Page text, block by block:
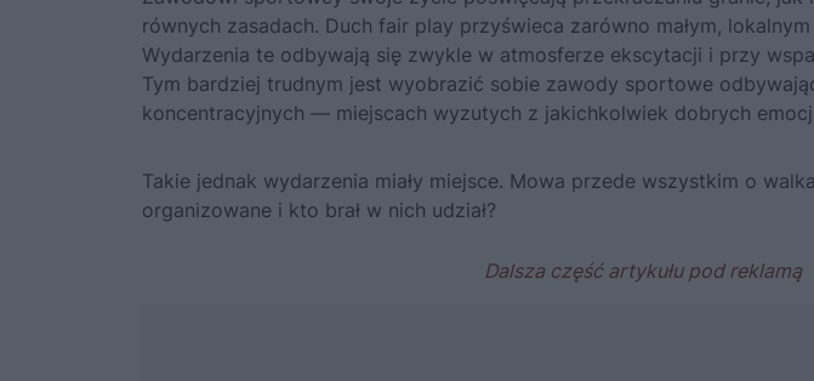
równych zasadach. Duch fair play przyświeca zarówno małym,
Wydarzenia te odbywają się zwykle w atmosferze ekscytacji i przy
Tym bardziej trudnym jest wyobrazić sobie zawody sportowe
koncentracyjnych — miejscach wyzutych z jakichkolwiek dobrych
Takie jednak wydarzenia miały miejsce. Mowa przede wszystkim o
organizowane i kto brał w nich udział?